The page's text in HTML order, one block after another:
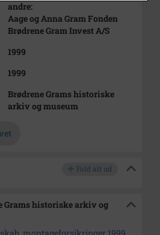
andre:
Aage og Anna Gram Fonden
Brødrene Gram Invest A/S
1999
1999
Brødrene Grams historiske
arkiv og museum
Fold alt ud
Grams historiske arkiv og